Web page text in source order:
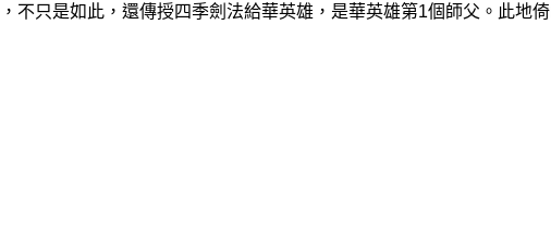
不只是如此，還傳授四季劍法給華英雄，是華英雄第1個師父。此地